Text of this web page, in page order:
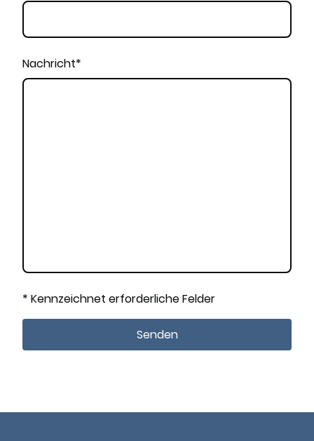
Nachricht*
* Kennzeichnet erforderliche Felder
Senden